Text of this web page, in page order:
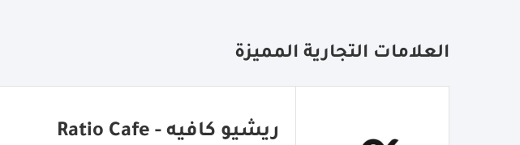
العلامات التجارية المميزة
ريشيو كافيه - Ratio Cafe